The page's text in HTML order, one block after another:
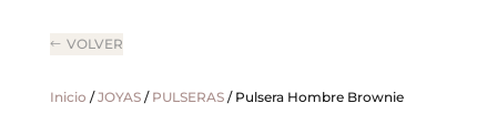
VOLVER
Inicio /JOYAS/ PULSERAS/ Pulsera Hombre Brownie